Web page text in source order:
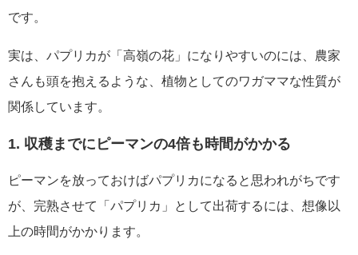
です。
実は、パプリカが「高嶺の花」になりやすいのには、農家
さんも頭を抱えるような、植物としてのワガママな性質が
関係しています。
1. 収穫までにピーマンの4倍も時間がかかる
ピーマンを放っておけばパプリカになると思われがちです
が、完熟させて「パプリカ」として出荷するには、想像以
上の時間がかかります。